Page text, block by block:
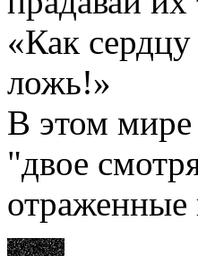
«Как
ложь!»
В этом мире
"двое
отраженные